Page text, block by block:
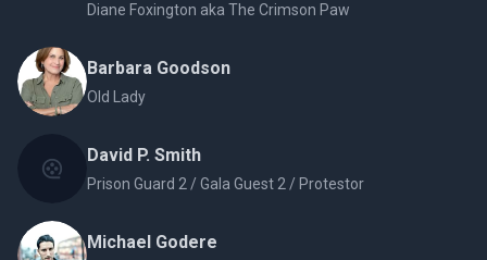
Diane Foxington aka The Crimson Paw
Barbara Goodson
Old Lady
David P. Smith
Prison Guard 2 / Gala Guest 2 / Protestor
Michael Godere